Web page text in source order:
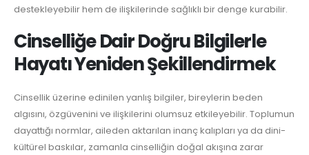
destekleyebilir hem de ilişkilerinde sağlıklı bir denge kurabilir.
Cinselliğe Dair Doğru Bilgilerle
Hayatı Yeniden Şekillendirmek
Cinsellik üzerine edinilen yanlış bilgiler, bireylerin beden
algısını, özgüvenini ve ilişkilerini olumsuz etkileyebilir. Toplumun
dayattığı normlar, aileden aktarılan inanç kalıpları ya da dini-
kültürel baskılar, zamanla cinselliğin doğal akışına zarar